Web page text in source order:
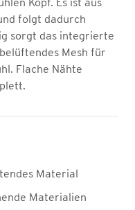
folgt dadurch
sorgt das integrierte
Mesh für
Flache Nähte
Material
Materialien